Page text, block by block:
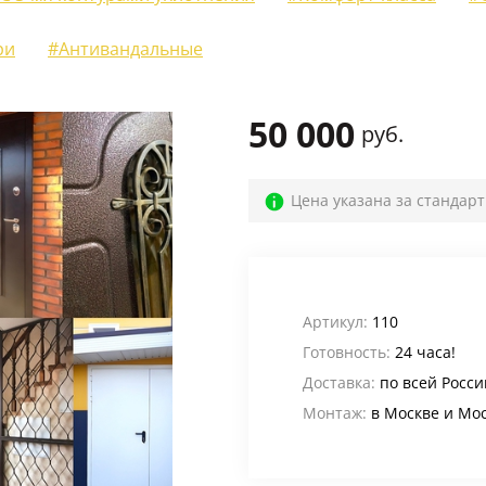
Для офиса
Для кафе, баров и ресторанов
В магазин
В общий коридор
Промышленные
Для дачи
Входные группы
Для котельной
#Антивандальные
50 000 руб.
Цена указана за
Артикул: 110
Готовность: 24 часа!
Доставка: по всей
Монтаж: в Москве и